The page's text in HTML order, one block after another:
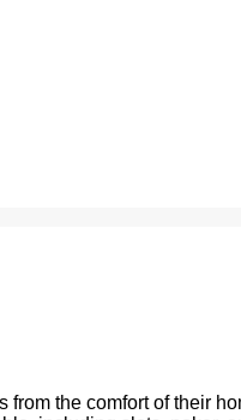
the comfort of their